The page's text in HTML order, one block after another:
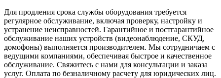
Для продления срока службы оборудования требуется
регулярное обслуживание, включая проверку, настройку и
устранение неисправностей. Гарантийное и постгарантийное
обслуживание наших устройств (видеонаблюдение, СКУД,
домофоны) выполняется производителем. Мы сотрудничаем с
ведущими компаниями, обеспечивая быстрое и качественное
обслуживание. Свяжитесь с нами для консультации и заказа
услуг. Оплата по безналичному расчету для юридических лиц.